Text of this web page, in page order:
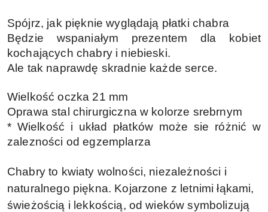
Spójrz, jak pięknie wyglądają płatki chabra
Będzie wspaniałym prezentem dla kobiet
kochających chabry i niebieski.
Ale tak naprawdę skradnie każde serce.
Wielkość oczka 21 mm
Oprawa stal chirurgiczna w kolorze srebrnym
* Wielkość i układ płatków może sie różnić w
zalezności od egzemplarza
Chabry to kwiaty wolności, niezależności i
naturalnego piękna. Kojarzone z letnimi łąkami,
świeżością i lekkością, od wieków symbolizują